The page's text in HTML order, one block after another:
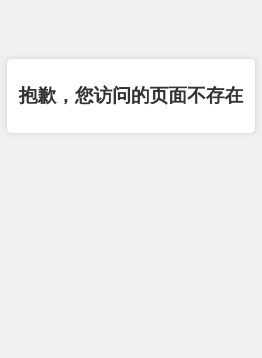
抱歉，您访问的页面不存在